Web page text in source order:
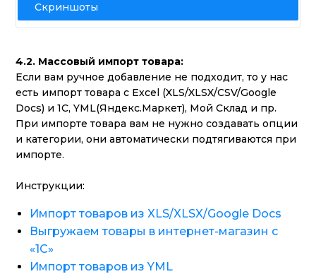
Скриншоты
4.2. Массовый импорт товара:
Если вам ручное добавление не подходит, то у нас
есть импорт товара с Excel (XLS/XLSX/CSV/Google
Docs) и 1C, YML(Яндекс.Маркет), Мой Склад и пр.
При импорте товара вам не нужно создавать опции
и категории, они автоматически подтягиваются при
импорте.
Инструкции:
Импорт товаров из XLS/XLSX/Google Docs
Выгружаем товары в интернет-магазин с
«1С»
Импорт товаров из YML